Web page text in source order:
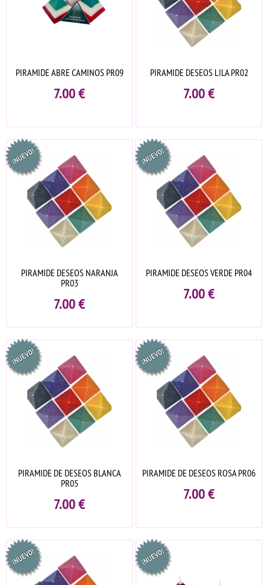
PIRAMIDE ABRE CAMINOS PR09
7.00€
PIRAMIDE DESEOS LILA PR02
7.00€
PIRAMIDE DESEOS NARANJA
PR03
7.00€
PIRAMIDE DESEOS VERDE PR04
7.00€
PIRAMIDE DE DESEOS BLANCA
PR05
7.00€
PIRAMIDE DE DESEOS ROSA PR06
7.00€